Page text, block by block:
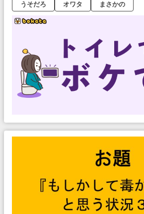
うそだろ
オワタ まさかの